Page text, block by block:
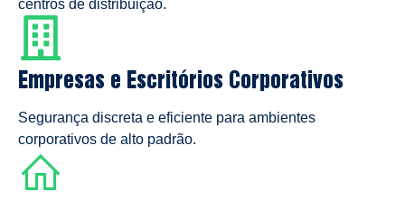
centros de distribuição.
Empresas e Escritórios Corporativos
Segurança discreta e eficiente para ambientes
corporativos de alto padrão.